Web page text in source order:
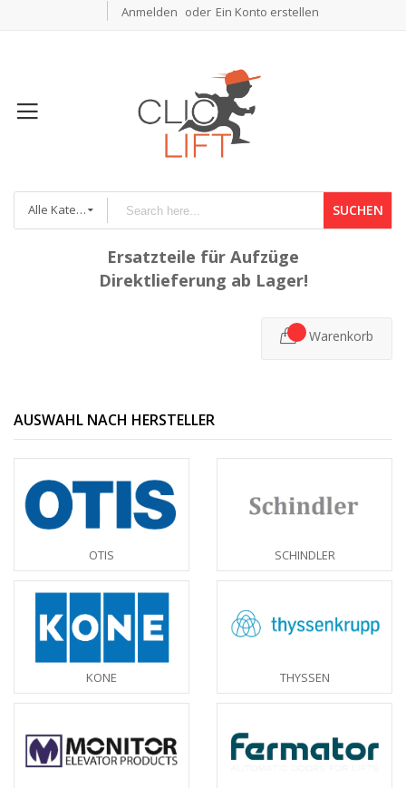
Anmelden Ein Konto erstellen
Alle Kategorien SUCHEN
Ersatzteile für Aufzüge
Direktlieferung ab Lager!
Warenkorb
AUSWAHL NACH HERSTELLER
OTIS SCHINDLER
KONE THYSSEN